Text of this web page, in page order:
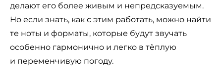
делают его более живым и непредсказуемым.
Но если знать, как с этим работать, можно найти
те ноты и форматы, которые будут звучать
особенно гармонично и легко в тёплую
и переменчивую погоду.